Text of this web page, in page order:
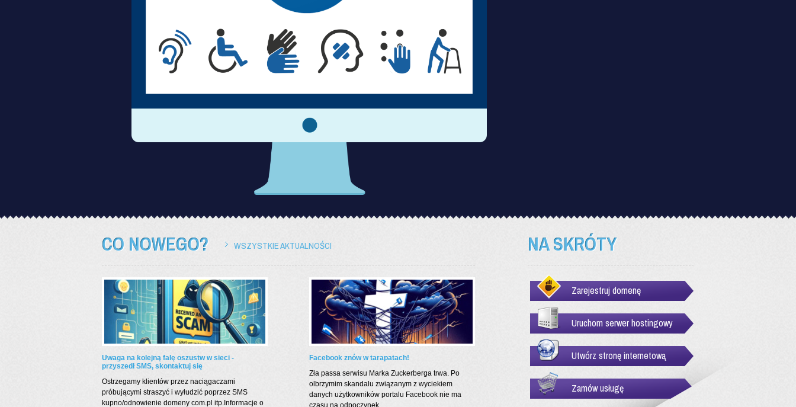
CO NOWEGO? WSZYSTKIE AKTUALNOŚCI
Uwaga na kolejną falę oszustw w sieci -
przyszedł SMS, skontaktuj się
Ostrzegamy klientów przez naciągaczami
próbującymi straszyć i wyłudzić poprzez SMS
kupno/odnowienie domeny com.pl itp.Informacje o
Facebook znów w tarapatach!
Zła passa serwisu Marka Zuckerberga trwa. Po
olbrzymim skandalu związanym z wyciekiem
danych użytkowników portalu Facebook nie ma
NA SKRÓTY
Zarejestruj domenę
Uruchom serwer hostingowy
Utwórz stronę internetową
Zamów usługę